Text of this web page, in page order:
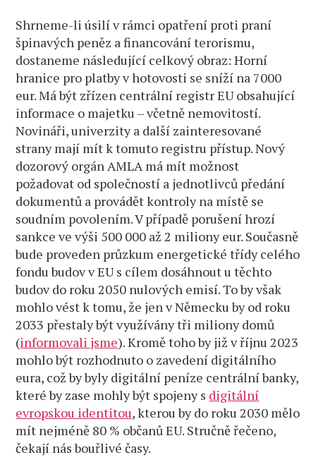
Shrneme-li úsilí v rámci opatření proti praní
špinavých peněz a financování terorismu,
dostaneme následující celkový obraz: Horní
hranice pro platby v hotovosti se sníží na 7000
eur. Má být zřízen centrální registr EU obsahující
informace o majetku – včetně nemovitostí.
Novináři, univerzity a další zainteresované
strany mají mít k tomuto registru přístup. Nový
dozorový orgán AMLA má mít možnost
požadovat od společností a jednotlivců předání
dokumentů a provádět kontroly na místě se
soudním povolením. V případě porušení hrozí
sankce ve výši 500 000 až 2 miliony eur. Současně
bude proveden průzkum energetické třídy celého
fondu budov v EU s cílem dosáhnout u těchto
budov do roku 2050 nulových emisí. To by však
mohlo vést k tomu, že jen v Německu by od roku
2033 přestaly být využívány tři miliony domů
(informovali jsme). Kromě toho by již v říjnu 2023
mohlo být rozhodnuto o zavedení digitálního
eura, což by byly digitální peníze centrální banky,
které by zase mohly být spojeny s digitální
evropskou identitou, kterou by do roku 2030 mělo
mít nejméně 80 % občanů EU. Stručně řečeno,
čekají nás bouřlivé časy.